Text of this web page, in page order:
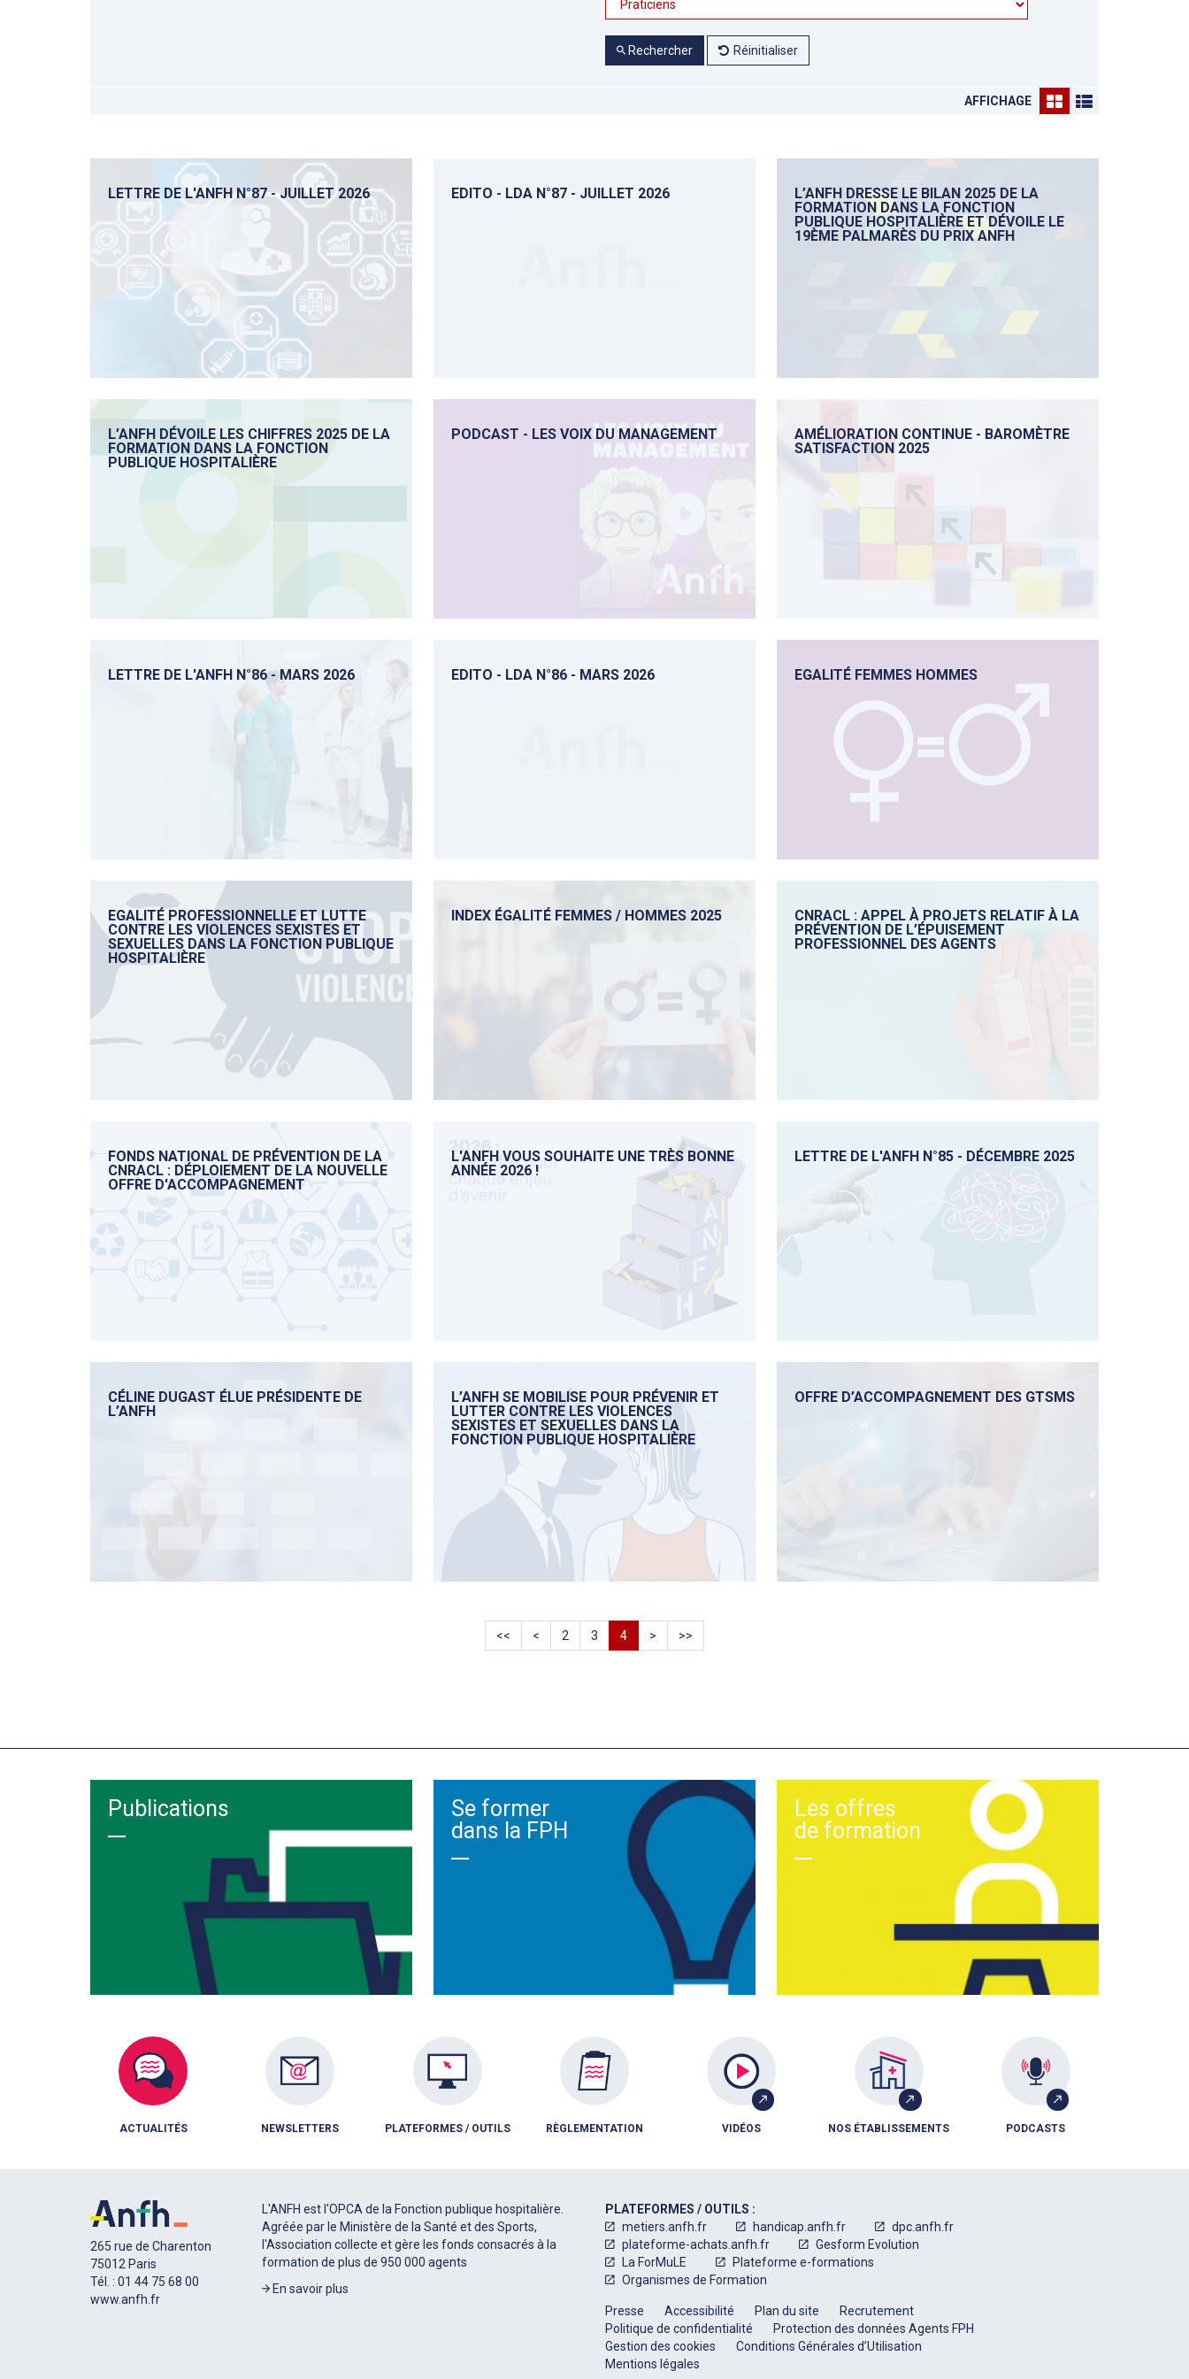
Rechercher Réinitialiser
AFFICHAGE
LETTRE DE L'ANFH N°87 - JUILLET 2026 EDITO - LDA N°87 - JUILLET 2026
L’ANFH DRESSE LE BILAN 2025 DE LA
FORMATION DANS LA FONCTION
PUBLIQUE HOSPITALIÈRE ET DÉVOILE LE
19ÈME PALMARÈS DU PRIX ANFH
L’ANFH DÉVOILE LES CHIFFRES 2025 DE LA
FORMATION DANS LA FONCTION
PUBLIQUE HOSPITALIÈRE
PODCAST - LES VOIX DU MANAGEMENT
AMÉLIORATION CONTINUE - BAROMÈTRE
SATISFACTION 2025
LETTRE DE L'ANFH N°86 - MARS 2026 EDITO - LDA N°86 - MARS 2026 EGALITÉ FEMMES HOMMES
EGALITÉ PROFESSIONNELLE ET LUTTE
CONTRE LES VIOLENCES SEXISTES ET
SEXUELLES DANS LA FONCTION PUBLIQUE
HOSPITALIÈRE
INDEX ÉGALITÉ FEMMES / HOMMES 2025
CNRACL : APPEL À PROJETS RELATIF À LA
PRÉVENTION DE L’ÉPUISEMENT
PROFESSIONNEL DES AGENTS
FONDS NATIONAL DE PRÉVENTION DE LA
CNRACL : DÉPLOIEMENT DE LA NOUVELLE
OFFRE D'ACCOMPAGNEMENT
L'ANFH VOUS SOUHAITE UNE TRÈS BONNE
ANNÉE 2026 !
LETTRE DE L'ANFH N°85 - DÉCEMBRE 2025
CÉLINE DUGAST ÉLUE PRÉSIDENTE DE
L’ANFH
L’ANFH SE MOBILISE POUR PRÉVENIR ET
LUTTER CONTRE LES VIOLENCES
SEXISTES ET SEXUELLES DANS LA
FONCTION PUBLIQUE HOSPITALIÈRE
OFFRE D’ACCOMPAGNEMENT DES GTSMS
<< < 2 3 4 > >>
Publications
Se former
dans la FPH
Les offres
de formation
ACTUALITÉS NEWSLETTERS PLATEFORMES / OUTILS RÈGLEMENTATION VIDÉOS NOS ÉTABLISSEMENTS PODCASTS
265 rue de Charenton
75012 Paris
Tél. : 01 44 75 68 00
www.anfh.fr
L'ANFH est l'OPCA de la Fonction publique hospitalière.
Agréée par le Ministère de la Santé et des Sports,
l'Association collecte et gère les fonds consacrés à la
formation de plus de 950 000 agents
En savoir plus
PLATEFORMES / OUTILS :
metiers.anfh.fr
handicap.anfh.fr
dpc.anfh.fr
plateforme-achats.anfh.fr
Gesform Evolution
La ForMuLE
Plateforme e-formations
Organismes de Formation
Presse Accessibilité Plan du site
Recrutement
Politique de confidentialité
Protection des données Agents FPH
Gestion des cookies
Conditions Générales d’Utilisation
Mentions légales